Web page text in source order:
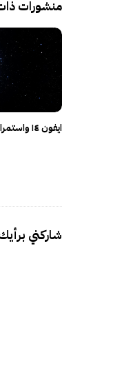
منشورات
ايفون ١٤ واستمرار غياب مدخل USB-C
شاركني